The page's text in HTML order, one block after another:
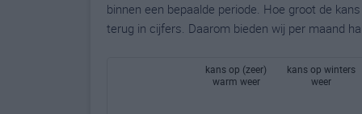
binnen een bepaalde periode. Hoe groot de
terug in cijfers. Daarom bieden wij per maand
kans op (zeer)
warm weer
kans op winters
weer